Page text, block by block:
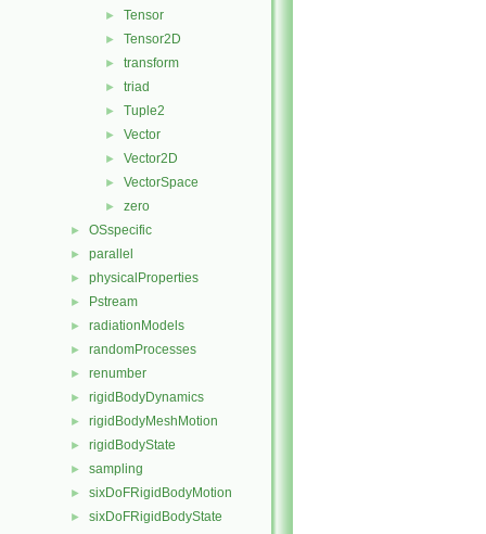
► Tensor
► Tensor2D
► transform
► triad
► Tuple2
► Vector
► Vector2D
► VectorSpace
► zero
► OSspecific
► parallel
► physicalProperties
► Pstream
► radiationModels
► randomProcesses
► renumber
► rigidBodyDynamics
► rigidBodyMeshMotion
► rigidBodyState
► sampling
► sixDoFRigidBodyMotion
► sixDoFRigidBodyState